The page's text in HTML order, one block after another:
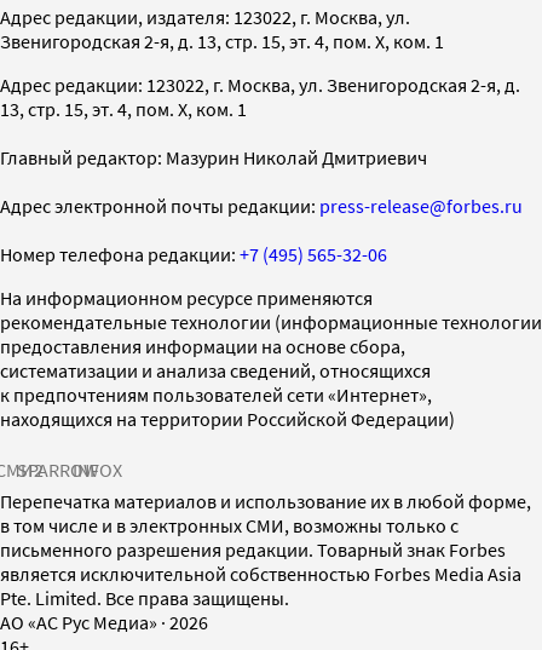
Адрес редакции, издателя: 123022, г. Москва, ул.
Звенигородская 2-я, д. 13, стр. 15, эт. 4, пом. X, ком. 1
Адрес редакции: 123022, г. Москва, ул. Звенигородская 2-я, д.
13, стр. 15, эт. 4, пом. X, ком. 1
Главный редактор: Мазурин Николай Дмитриевич
Адрес электронной почты редакции: press-release@forbes.ru
Номер телефона редакции: +7 (495) 565-32-06
На информационном ресурсе применяются
рекомендательные технологии (информационные технологии
предоставления информации на основе сбора,
систематизации и анализа сведений, относящихся
к предпочтениям пользователей сети «Интернет»,
находящихся на территории Российской Федерации)
SPARROWINFOX
Перепечатка материалов и использование их в любой форме,
в том числе и в электронных СМИ, возможны только с
письменного разрешения редакции. Товарный знак Forbes
является исключительной собственностью Forbes Media Asia
Pte. Limited. Все права защищены.
AO «АС Рус Медиа» · 2026